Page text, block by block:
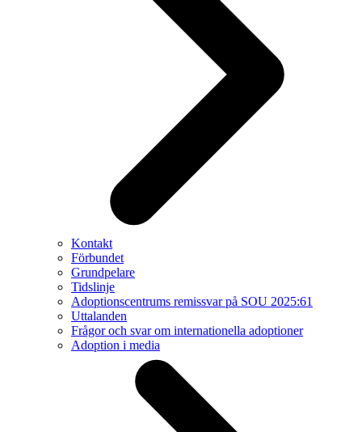
Kontakt
Förbundet
Grundpelare
Tidslinje
Adoptionscentrums remissvar på SOU 2025:61
Uttalanden
Frågor och svar om internationella adoptioner
Adoption i media